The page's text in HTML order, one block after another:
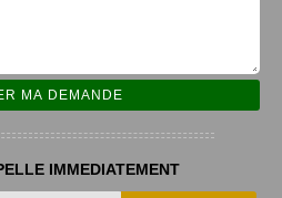
IMMEDIATEMENT